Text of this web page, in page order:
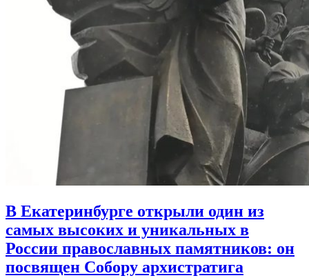
В Екатеринбурге открыли один из
самых высоких и уникальных в
России православных памятников: он
посвящен Собору архистратига